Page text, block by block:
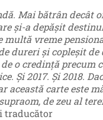
Mai bătrân decât
şi-a depăşit
vreme
dureri şi copleşit de
o credinţă precum
Şi 2017. Şi 2018.
această carte este
de zeu al
traducător